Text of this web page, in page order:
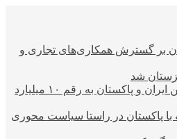
بر گسترش همکاری‌های تجاری و
شد
افزایش حجم تجارت بین ایران و پاکستان به رقم ۱۰ میلیارد
با پاکستان در راستا سیاست محوری